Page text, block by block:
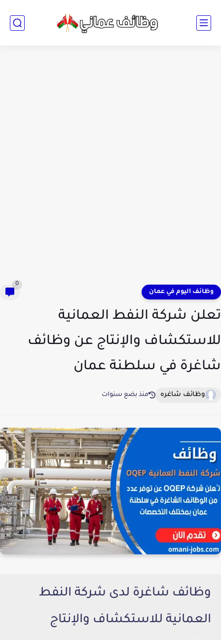
وظائف اليوم في عمان
0
تعلن شركة النفط العمانية
للاستكشاف والإنتاج عن وظائف
شاغرة في سلطنة عمان
وظائف شاغره منذ بضع سنوات
وظائف شاغرة لدى شركة النفط
العمانية للاستكشاف والإنتاج